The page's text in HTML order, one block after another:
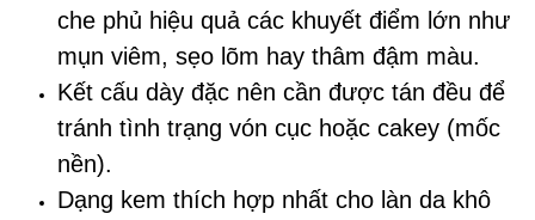
che phủ hiệu quả các khuyết điểm lớn như
mụn viêm, sẹo lõm hay thâm đậm màu.
Kết cấu dày đặc nên cần được tán đều để
tránh tình trạng vón cục hoặc cakey (mốc
nền).
Dạng kem thích hợp nhất cho làn da khô